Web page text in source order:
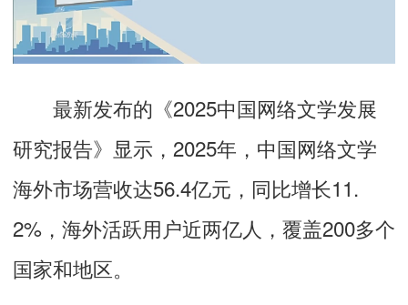
最新发布的《2025中国网络文学发展
研究报告》显示，2025年，中国网络文学
海外市场营收达56.4亿元，同比增长11.
2%，海外活跃用户近两亿人，覆盖200多个
国家和地区。